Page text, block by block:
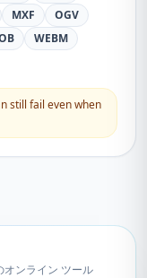
MXF
OGV
WEBM
still fail even when
オンライン ツール